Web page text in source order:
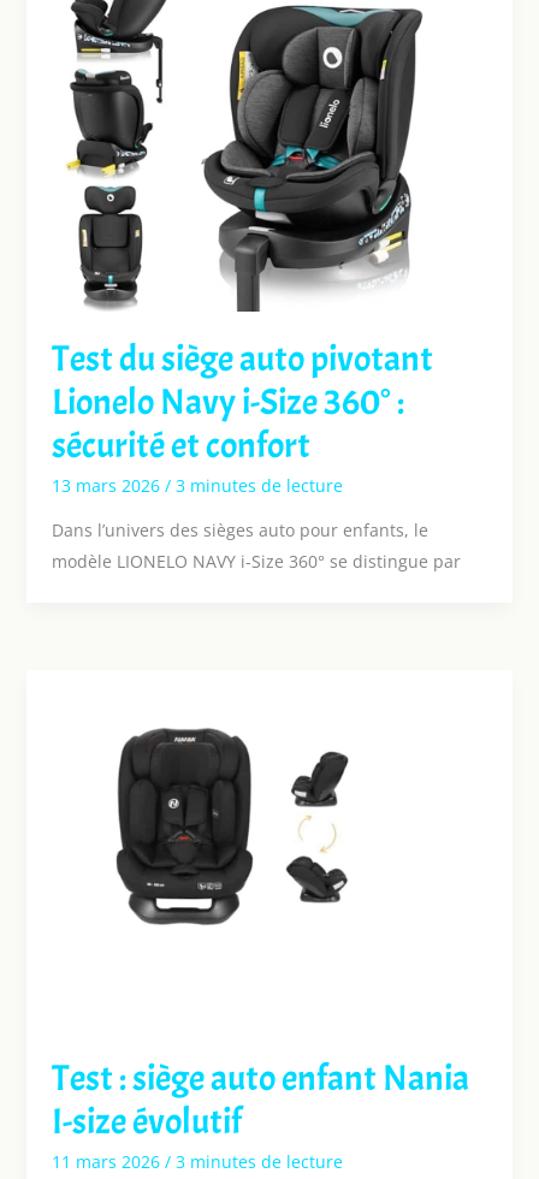
Test du siège auto pivotant
Lionelo Navy i-Size 360° :
sécurité et confort
13 mars 2026 / 3 minutes de lecture
Dans l’univers des sièges auto pour enfants, le
modèle LIONELO NAVY i-Size 360° se distingue par
Test : siège auto enfant Nania
I-size évolutif
11 mars 2026 / 3 minutes de lecture